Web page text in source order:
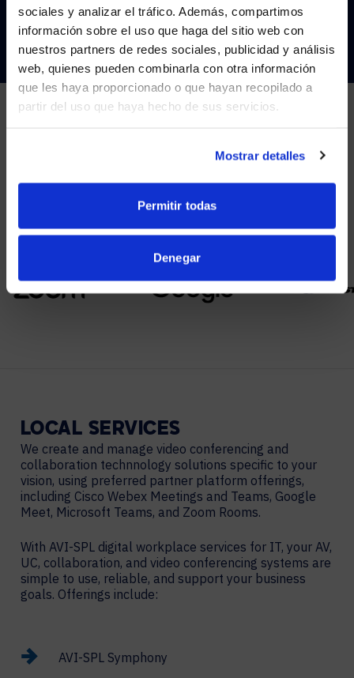
sociales y analizar el tráfico. Además, compartimos
información sobre el uso que haga del sitio web con
nuestros partners de redes sociales, publicidad y análisis
web, quienes pueden combinarla con otra información
que les haya proporcionado o que hayan recopilado a
partir del uso que haya hecho de sus servicios.
Mostrar detalles
Permitir todas
Denegar
CONTÁCTENOS
Nos asociamos con los principales proveedores de
LOCAL SERVICES
We create and manage video conferencing and
collaboration technnology solutions specific to your
vision, using preferred partner platform offerings,
including Cisco Webex Meetings and Teams, Google
Meet, Microsoft Teams, and Zoom Rooms.
With AVI-SPL digital workplace services for IT, your AV,
UC, collaboration, and video conferencing systems are
simple to use, reliable, and support your business
goals. Offerings include:
AVI-SPL Symphony
WE NOTICED YOU'RE IN USA.
instead?
YES, TAKE ME THERE
NO, STAY ON THIS SITE